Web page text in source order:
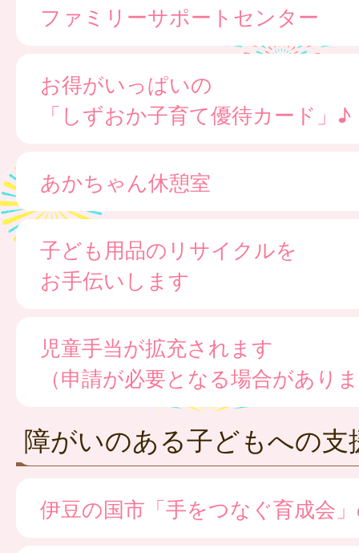
ファミリーサポートセンター
お得がいっぱいの
「しずおか子育て優待カード」♪
あかちゃん休憩室
子ども用品のリサイクルを
お手伝いします
児童手当が拡充されます
（申請が必要となる場合があり
障がいのある子どもへの支
伊豆の国市「手をつなぐ育成会